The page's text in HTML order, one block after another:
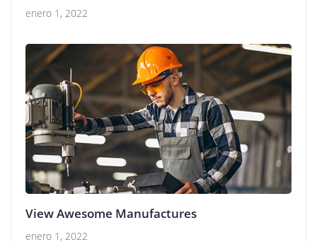
enero 1, 2022
View Awesome Manufactures
enero 1, 2022